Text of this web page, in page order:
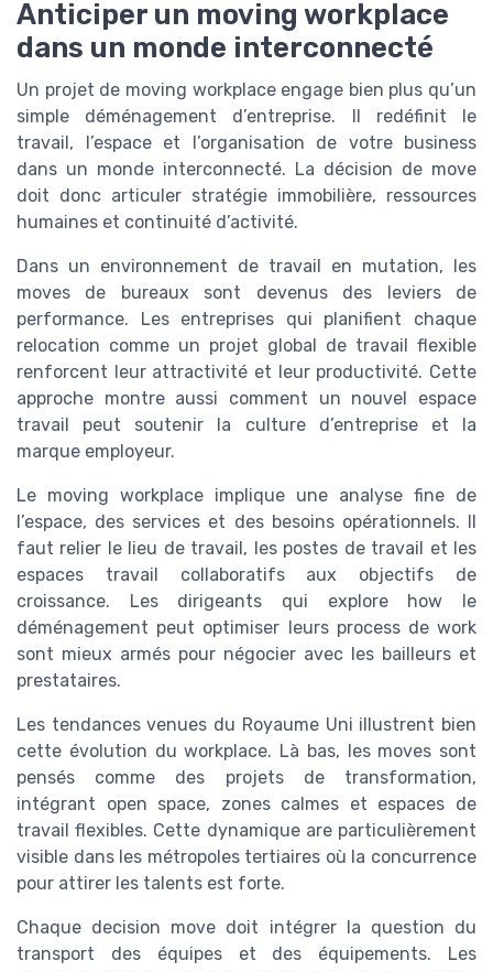
Anticiper un moving workplace
dans un monde interconnecté
Un projet de moving workplace engage bien plus qu’un
simple déménagement d’entreprise. Il redéfinit le
travail, l’espace et l’organisation de votre business
dans un monde interconnecté. La décision de move
doit donc articuler stratégie immobilière, ressources
humaines et continuité d’activité.
Dans un environnement de travail en mutation, les
moves de bureaux sont devenus des leviers de
performance. Les entreprises qui planifient chaque
relocation comme un projet global de travail flexible
renforcent leur attractivité et leur productivité. Cette
approche montre aussi comment un nouvel espace
travail peut soutenir la culture d’entreprise et la
marque employeur.
Le moving workplace implique une analyse fine de
l’espace, des services et des besoins opérationnels. Il
faut relier le lieu de travail, les postes de travail et les
espaces travail collaboratifs aux objectifs de
croissance. Les dirigeants qui explore how le
déménagement peut optimiser leurs process de work
sont mieux armés pour négocier avec les bailleurs et
prestataires.
Les tendances venues du Royaume Uni illustrent bien
cette évolution du workplace. Là bas, les moves sont
pensés comme des projets de transformation,
intégrant open space, zones calmes et espaces de
travail flexibles. Cette dynamique are particulièrement
visible dans les métropoles tertiaires où la concurrence
pour attirer les talents est forte.
Chaque decision move doit intégrer la question du
transport des équipes et des équipements. Les